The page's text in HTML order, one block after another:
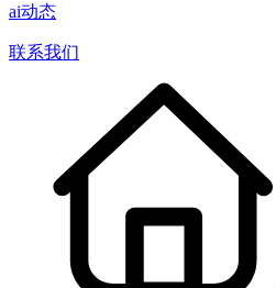
ai动态
联系我们